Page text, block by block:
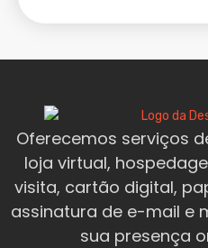
Oferecemos serviços
loja virtual,
visita, cartão digital,
assinatura de e-mail e
sua presença